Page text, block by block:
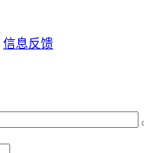
信息反馈